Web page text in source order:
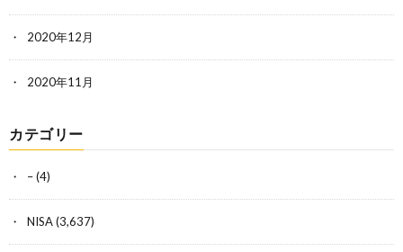
2020年12月
2020年11月
カテゴリー
–(4)
NISA(3,637)